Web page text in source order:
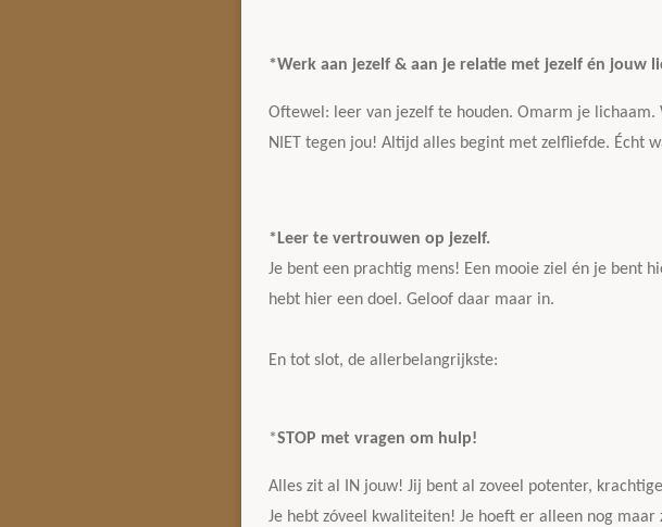
*Werk aan jezelf & aan je relatie met jezelf én jouw
Oftewel: leer van jezelf te houden. Omarm je
NIET tegen jou! Altijd alles begint met zelfliefde. Écht
*Leer te vertrouwen op jezelf.
Je bent een prachtig mens! Een mooie ziel én je bent
hebt hier een doel. Geloof daar maar in.
En tot slot, de allerbelangrijkste:
*STOP met vragen om hulp!
Alles zit al IN jouw! Jij bent al zoveel potenter,
Je hebt zóveel kwaliteiten! Je hoeft er alleen nog